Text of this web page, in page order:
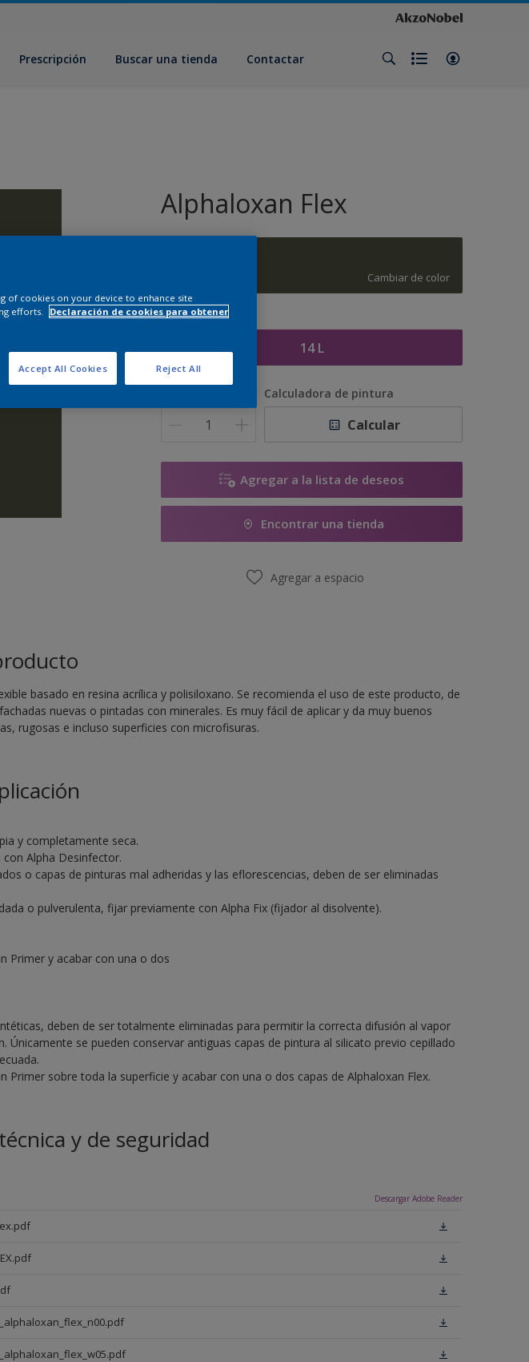
Prescripción Buscar una tienda Contactar
Alphaloxan Flex
Cambiar de color
Tamaño
14 L
Calculadora de pintura
Calcular
Agregar a la lista de deseos
Encontrar una tienda
Agregar a espacio
basado en resina acrílica y polisiloxano. Se recomienda el uso de este producto, de
nuevas o pintadas con minerales. Es muy fácil de aplicar y da muy buenos
rugosas e incluso superficies con microfisuras.
y completamente seca.
Alpha Desinfector.
o capas de pinturas mal adheridas y las eflorescencias, deben de ser eliminadas
o pulverulenta, fijar previamente con Alpha Fix (fijador al disolvente).
Primer y acabar con una o dos
deben de ser totalmente eliminadas para permitir la correcta difusión al vapor
Únicamente se pueden conservar antiguas capas de pintura al silicato previo cepillado
Primer sobre toda la superficie y acabar con una o dos capas de Alphaloxan Flex.
y de seguridad
Descargar Adobe Reader
of cookies on your device to enhance site
efforts.
Declaración de cookies para obtener
Reject All
Accept All Cookies